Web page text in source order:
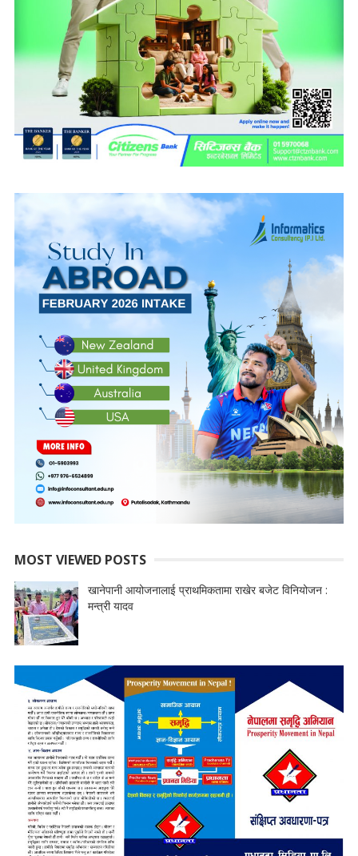
MOST VIEWED POSTS
खानेपानी आयोजनालाई प्राथमिकतामा राखेर बजेट विनियोजन :
मन्त्री यादव